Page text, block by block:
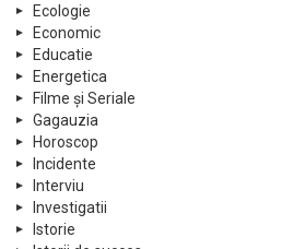
Ecologie
Economic
Educatie
Energetica
Filme și Seriale
Gagauzia
Horoscop
Incidente
Interviu
Investigatii
Istorie